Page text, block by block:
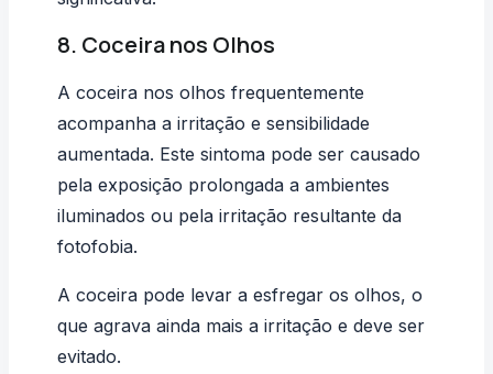
8. Coceira nos Olhos
A coceira nos olhos frequentemente
acompanha a irritação e sensibilidade
aumentada. Este sintoma pode ser causado
pela exposição prolongada a ambientes
iluminados ou pela irritação resultante da
fotofobia.
A coceira pode levar a esfregar os olhos, o
que agrava ainda mais a irritação e deve ser
evitado.